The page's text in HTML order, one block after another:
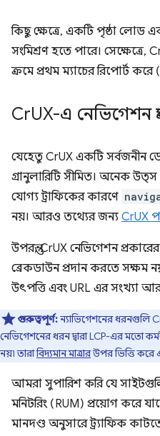
কিছু ক্ষেত্রে, একটি পৃষ্ঠা লোড
সংমিশ্রণ হতে পারে। সেক্ষেত্রে,
ক্রমে প্রথম ম্যাচের রিপোর্ট
CrUX-এ নেভিগেশন
যেহেতু CrUX একটি সর্বজনীন
গ্রানুলারিটি সীমিত। অনেক
যোগ্য ট্রাফিকের কারণে
নয়। আরও তথ্যের জন্য CrUX
উপরন্তু, CrUX নেভিগেশন প্রকারের
ব্রেকডাউন প্রদান করতে সক্ষম
উৎপত্তি এবং URL এর সংখ্যা
গুরুত্বপূর্ণ:ন্যাভিগেশনের ধরনগুলি
নেভিগেশনের ধরন দ্বারা LCP-এর মতো
নয়৷ তারাবিদ্যমান মাত্রারউপর ভিত্তি করে
আমরা সুপারিশ করি যে
মনিটরিং (RUM) প্রয়োগ করে
মানদণ্ড অনুসারে ট্র্যাফিক